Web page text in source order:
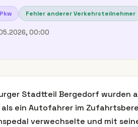
Fehler anderer Verkehrsteilnehmer
00:00
Stadtteil Bergedorf wurden
ein Autofahrer im
verwechselte und mit